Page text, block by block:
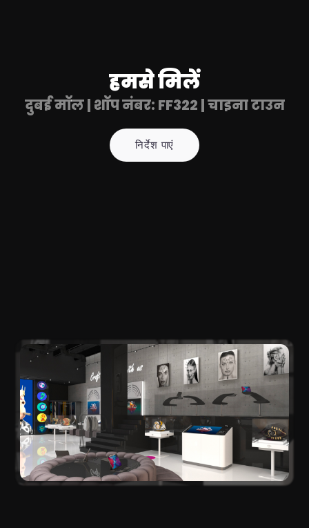
हमसे मिलें
दुबई मॉल | शॉप नंबर: FF322 | चाइना टाउन
निर्देश पाएं